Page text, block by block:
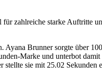
zahlreiche starke Auftritte
Ayana Brunner sorgte über 100
Marke und unterbot damit
sie mit 25.02 Sekunden